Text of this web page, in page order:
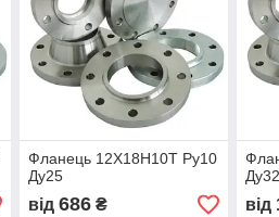
Фланець 12Х18Н10Т Ру10
Ду25
від 686₴ від